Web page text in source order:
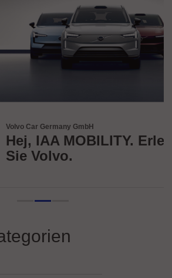
GmbH
MOBILITY. Erleben